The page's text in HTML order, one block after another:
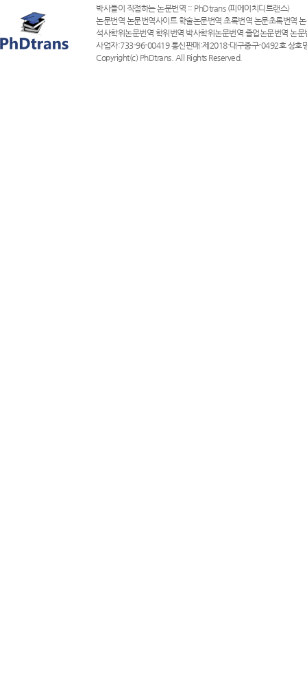
박사들이 직접하는 논문번역 :: PhDtrans (피에이치디트랜스)
논문번역 논문번역사이트 학술논문번역 초록번역 논문초록번역
석사학위논문번역 학위번역 박사학위논문번역 졸업논문번역 논
사업자:733-96-00419 통신판매:제2018-대구중구-0492호 상호
Copyright(c) PhDtrans. All Rights Reserved.